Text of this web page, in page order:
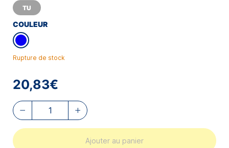
TU
COULEUR
Rupture de stock
20,83€
Ajouter au panier